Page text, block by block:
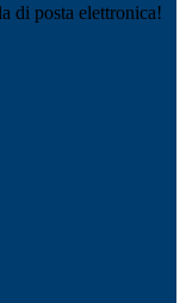
di posta elettronica!